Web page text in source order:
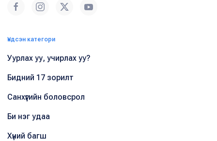
Үндсэн категори
Уурлах уу, учирлах уу?
Бидний 17 зорилт
Санхүүгийн боловсрол
Би нэг удаа
Хүний багш